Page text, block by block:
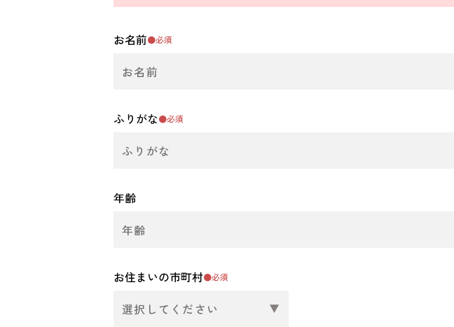
お名前●必須
ふりがな●必須
年齢
お住まいの市町村●必須